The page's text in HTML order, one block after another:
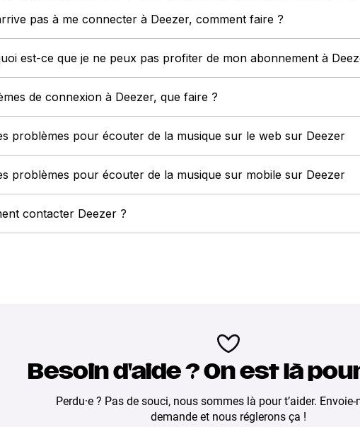
pas à me connecter à Deezer, comment faire ?
est-ce que je ne peux pas profiter de mon abonnement à
de connexion à Deezer, que faire ?
problèmes pour écouter de la musique sur le web sur Deezer
problèmes pour écouter de la musique sur mobile sur Deezer
contacter Deezer ?
Besoin d'aide ? On est là
Perdu·e ? Pas de souci, nous sommes là pour t’aider.
demande et nous réglerons ça !